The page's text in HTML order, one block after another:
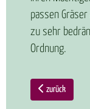
passen
zu sehr
Ordnung.
zurück